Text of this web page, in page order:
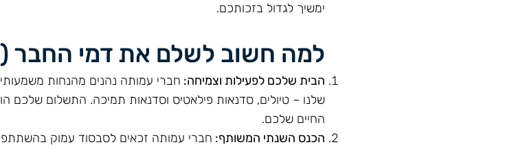
ימשיך לגדול בזכותכם.
למה חשוב לשלם את דמי החבר (360 ש"ח לשנה)?
הבית שלכם לפעילות וצמיחה: חברי עמותה נהנים מהנחות
שלנו – טיולים, סדנאות פילאטיס וסדנאות תמיכה. התשלום שלכם
החיים שלכם.
הכנס השנתי המשותף: חברי עמותה זכאים לסבסוד עמוק